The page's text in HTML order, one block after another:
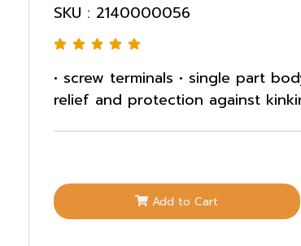
SKU : 2140000056
• screw terminals • single part
relief and protection against
Add to Cart